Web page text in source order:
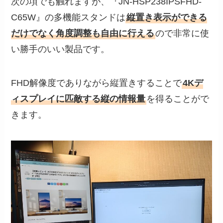
C65W』の多機能スタンドは縦置き表示ができる
だけでなく角度調整も自由に行えるので非常に使
い勝手のいい製品です。
FHD解像度でありながら縦置きすることで4Kデ
ィスプレイに匹敵する縦の情報量を得ることがで
きます。